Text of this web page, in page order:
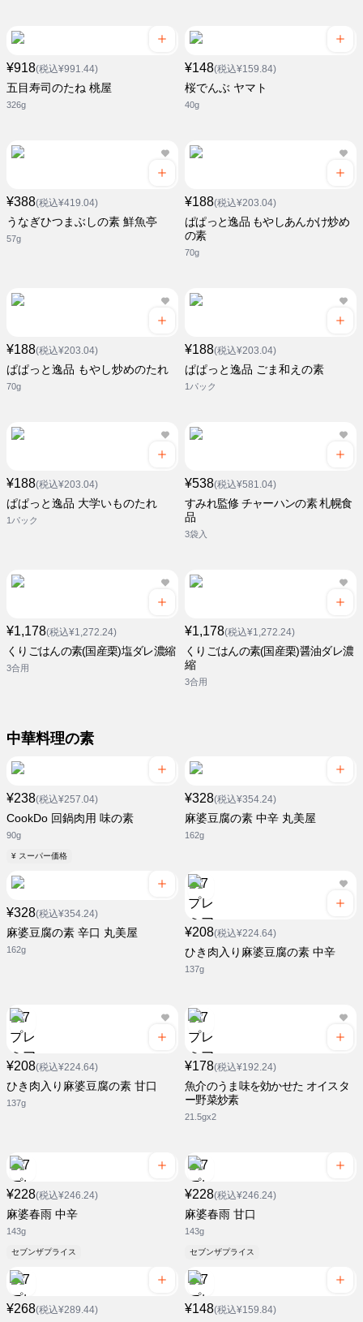
¥918(税込¥991.44)
五目寿司のたね 桃屋
326g
¥148(税込¥159.84)
桜でんぶ ヤマト
40g
¥388(税込¥419.04)
うなぎひつまぶしの素 鮮魚亭
57g
¥188(税込¥203.04)
ぱぱっと逸品 もやしあんかけ炒め
の素
70g
¥188(税込¥203.04)
ぱぱっと逸品 もやし炒めのたれ
70g
¥188(税込¥203.04)
ぱぱっと逸品 ごま和えの素
1パック
¥188(税込¥203.04)
ぱぱっと逸品 大学いものたれ
1パック
¥538(税込¥581.04)
すみれ監修 チャーハンの素 札幌食
品
3袋入
¥1,178(税込¥1,272.24)
くりごはんの素(国産栗)塩ダレ濃縮
3合用
¥1,178(税込¥1,272.24)
くりごはんの素(国産栗)醤油ダレ濃
縮
3合用
中華料理の素
¥238(税込¥257.04)
CookDo 回鍋肉用 味の素
90g
¥ スーパー価格
¥328(税込¥354.24)
麻婆豆腐の素 中辛 丸美屋
162g
¥328(税込¥354.24)
麻婆豆腐の素 辛口 丸美屋
162g
¥208(税込¥224.64)
ひき肉入り麻婆豆腐の素 中辛
137g
¥208(税込¥224.64)
ひき肉入り麻婆豆腐の素 甘口
137g
¥178(税込¥192.24)
魚介のうま味を効かせた オイスタ
ー野菜炒素
21.5gx2
¥228(税込¥246.24)
麻婆春雨 中辛
143g
セブンザプライス
¥228(税込¥246.24)
麻婆春雨 甘口
143g
セブンザプライス
¥268(税込¥289.44) ¥148(税込¥159.84)